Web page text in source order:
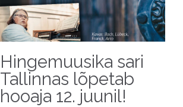
Hingemuusika sari
Tallinnas lõpetab
hooaja 12. juunil!